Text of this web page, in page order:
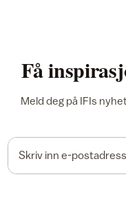
Få
Meld deg på IFIs